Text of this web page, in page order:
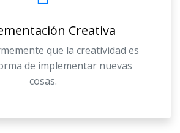
Creativa
que la creatividad es
de implementar nuevas
cosas.